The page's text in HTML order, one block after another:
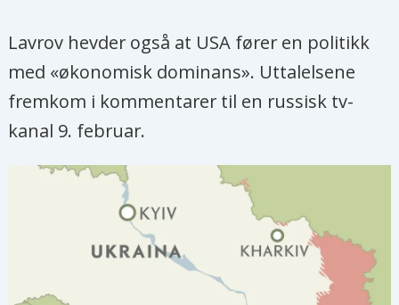
Lavrov hevder også at USA fører en politikk
med «økonomisk dominans». Uttalelsene
fremkom i kommentarer til en russisk tv-
kanal 9. februar.